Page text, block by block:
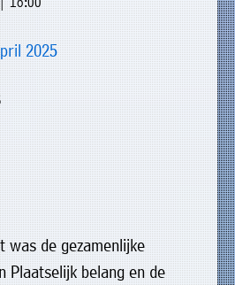
was de gezamenlijke
Plaatselijk belang en de